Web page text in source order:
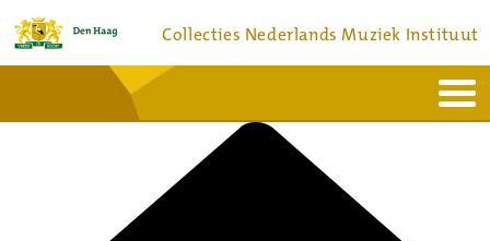
Collecties Nederlands Muziek Instituut
Bronnen en collecties